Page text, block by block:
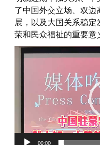
了中国外交立场、双
展，以及大国关系稳
荣和民众福祉的重要意
00:00